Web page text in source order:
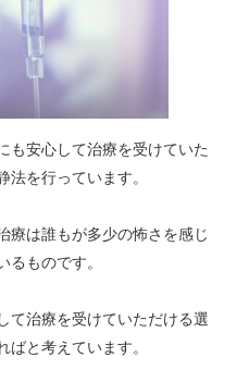
も安⼼して治療を受けていた
法を行っています。
療は誰もが多少の怖さを感じ
るものです。
て治療を受けていただける選
ばと考えています。